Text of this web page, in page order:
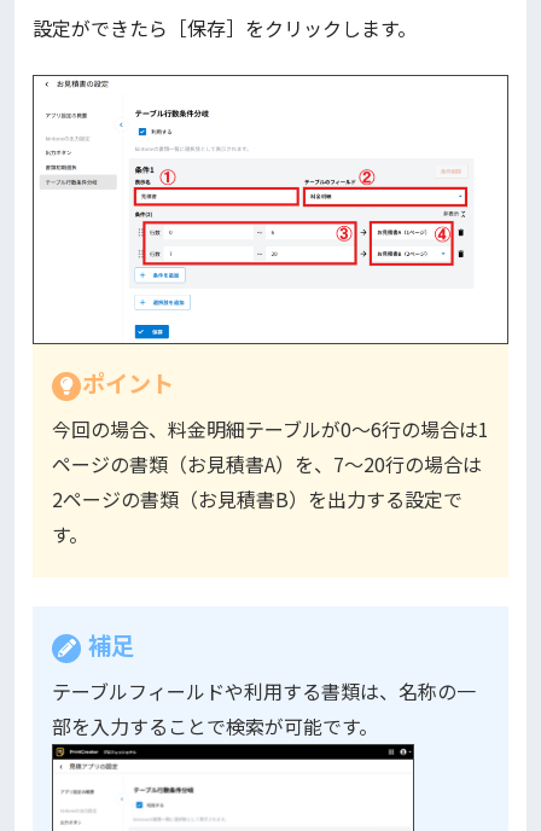
設定ができたら［保存］をクリックします。
ポイント
今回の場合、料金明細テーブルが0～6行の場合は1
ページの書類（お見積書A）を、7～20行の場合は
2ページの書類（お見積書B）を出力する設定で
す。
補足
テーブルフィールドや利用する書類は、名称の一
部を入力することで検索が可能です。